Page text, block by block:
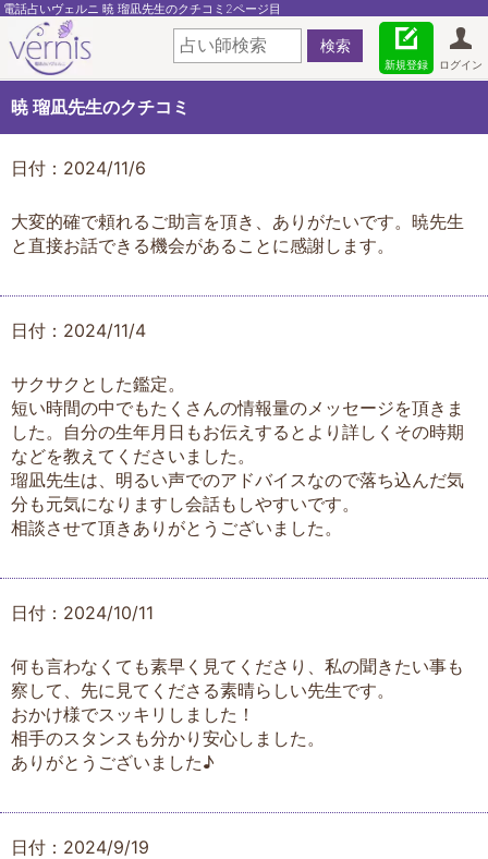
電話占いヴェルニ 暁 瑠凪先生のクチコミ2ページ目
ログイン
新規登録
暁 瑠凪先生のクチコミ
日付：2024/11/6
大変的確で頼れるご助言を頂き、ありがたいです。暁先生
と直接お話できる機会があることに感謝します。
日付：2024/11/4
サクサクとした鑑定。
短い時間の中でもたくさんの情報量のメッセージを頂きま
した。自分の生年月日もお伝えするとより詳しくその時期
などを教えてくださいました。
瑠凪先生は、明るい声でのアドバイスなので落ち込んだ気
分も元気になりますし会話もしやすいです。
相談させて頂きありがとうございました。
日付：2024/10/11
何も言わなくても素早く見てくださり、私の聞きたい事も
察して、先に見てくださる素晴らしい先生です。
おかけ様でスッキリしました！
相手のスタンスも分かり安心しました。
ありがとうございました♪
日付：2024/9/19